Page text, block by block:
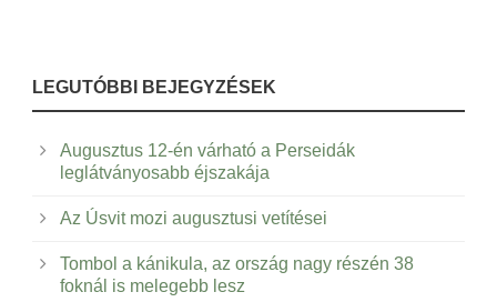
LEGUTÓBBI BEJEGYZÉSEK
Augusztus 12-én várható a Perseidák
leglátványosabb éjszakája
Az Úsvit mozi augusztusi vetítései
Tombol a kánikula, az ország nagy részén 38
foknál is melegebb lesz